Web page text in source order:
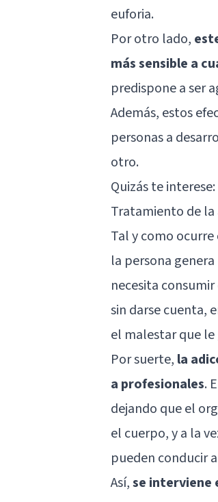
euforia.
Por otro lado,
más sensible a
predispone a ser
Además, estos
personas a
otro.
Quizás te interese:
Tratamiento de la
Tal y como
la persona
necesita
sin darse cuenta,
el malestar que
Por suerte, la
a profesionales.
dejando que el
el cuerpo, y a la
pueden conducir
Así,se interviene